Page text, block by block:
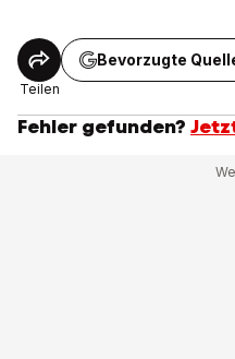
Teilen
Bevorzugte
Fehler gefunden?